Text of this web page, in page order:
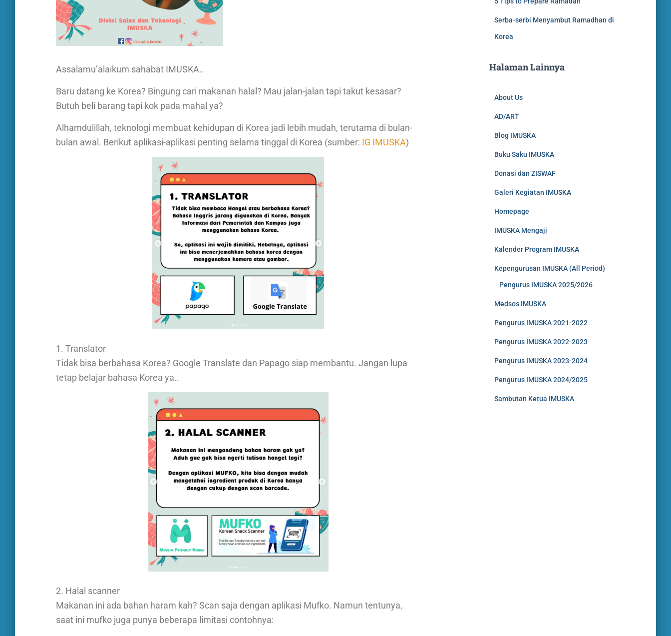
Assalamu’alaikum sahabat IMUSKA..
Baru datang ke Korea? Bingung cari makanan halal? Mau jalan-jalan tapi takut kesasar?
Butuh beli barang tapi kok pada mahal ya?
Alhamdulillah, teknologi membuat kehidupan di Korea jadi lebih mudah, terutama di bulan-
bulan awal. Berikut aplikasi-aplikasi penting selama tinggal di Korea (sumber: IG IMUSKA)
1. Translator
Tidak bisa berbahasa Korea? Google Translate dan Papago siap membantu. Jangan lupa
tetap belajar bahasa Korea ya..
2. Halal scanner
Makanan ini ada bahan haram kah? Scan saja dengan aplikasi Mufko. Namun tentunya,
saat ini mufko juga punya beberapa limitasi contohnya:
Serba-serbi Menyambut Ramadhan di
Korea
Halaman Lainnya
About Us
AD/ART
Blog IMUSKA
Buku Saku IMUSKA
Donasi dan ZISWAF
Galeri Kegiatan IMUSKA
Homepage
IMUSKA Mengaji
Kalender Program IMUSKA
Kepengurusan IMUSKA (All Period)
Pengurus IMUSKA 2025/2026
Medsos IMUSKA
Pengurus IMUSKA 2021-2022
Pengurus IMUSKA 2022-2023
Pengurus IMUSKA 2023-2024
Pengurus IMUSKA 2024/2025
Sambutan Ketua IMUSKA